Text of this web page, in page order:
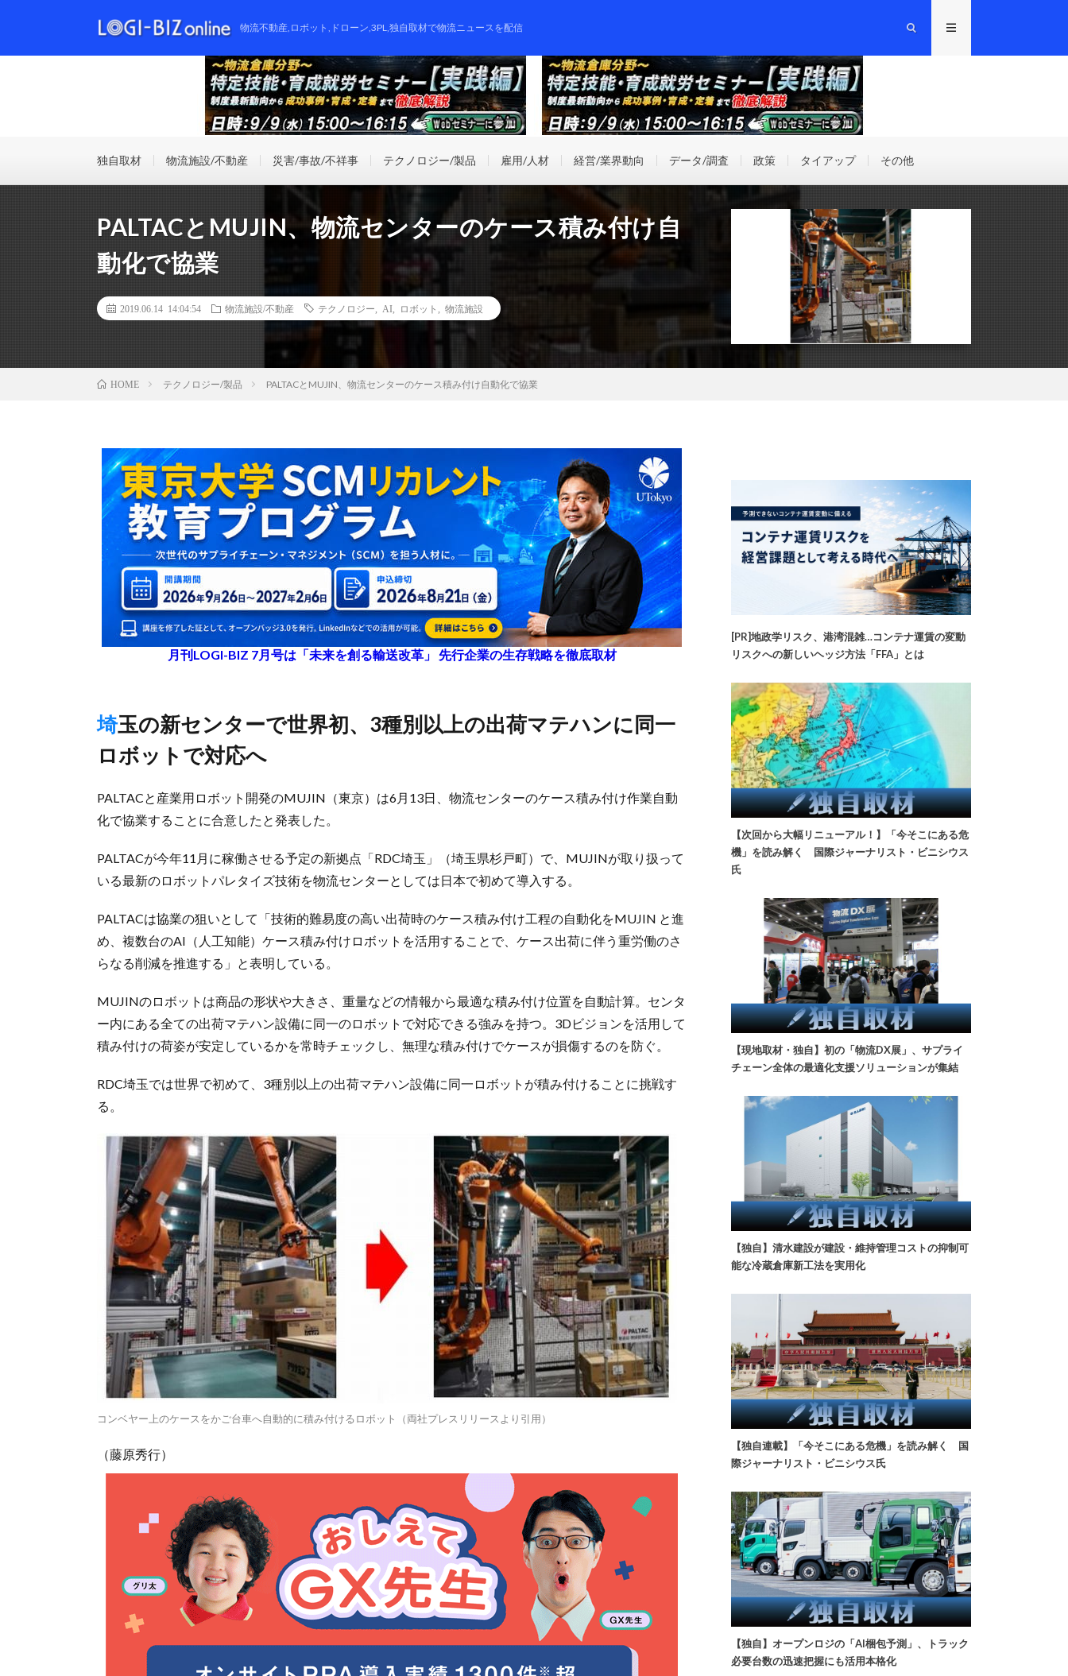
物流不動産,ロボット,ドローン,3PL,独自取材で物流ニュースを配信
独自取材 物流施設/不動産 災害/事故/不祥事 テクノロジー/製品 雇用/人材 経営/業界動向 データ/調査 政策 タイアップ その他
PALTACとMUJIN、物流センターのケース積み付け自
動化で協業
2019.06.14 14:04:54 物流施設/不動産 テクノロジー AI ロボット 物流施設
HOME テクノロジー/製品 PALTACとMUJIN、物流センターのケース積み付け自動化で協業
月刊LOGI-BIZ 7月号は「未来を創る輸送改革」 先行企業の生存戦略を徹底取材
埼玉の新センターで世界初、3種別以上の出荷マテハンに同一
ロボットで対応へ
PALTACと産業用ロボット開発のMUJIN（東京）は6月13日、物流センターのケース積み付け作業自動
化で協業することに合意したと発表した。
PALTACが今年11月に稼働させる予定の新拠点「RDC埼玉」（埼玉県杉戸町）で、MUJINが取り扱って
いる最新のロボットパレタイズ技術を物流センターとしては日本で初めて導入する。
PALTACは協業の狙いとして「技術的難易度の高い出荷時のケース積み付け工程の自動化をMUJIN と進
め、複数台のAI（人工知能）ケース積み付けロボットを活用することで、ケース出荷に伴う重労働のさ
らなる削減を推進する」と表明している。
MUJINのロボットは商品の形状や大きさ、重量などの情報から最適な積み付け位置を自動計算。センタ
ー内にある全ての出荷マテハン設備に同一のロボットで対応できる強みを持つ。3Dビジョンを活用して
積み付けの荷姿が安定しているかを常時チェックし、無理な積み付けでケースが損傷するのを防ぐ。
RDC埼玉では世界で初めて、3種別以上の出荷マテハン設備に同一ロボットが積み付けることに挑戦す
る。
コンベヤー上のケースをかご台車へ自動的に積み付けるロボット（両社プレスリリースより引用）
（藤原秀行）
[PR]地政学リスク、港湾混雑…コンテナ運賃の変動
リスクへの新しいヘッジ方法「FFA」とは
【次回から大幅リニューアル！】「今そこにある危
機」を読み解く 国際ジャーナリスト・ビニシウス
氏
【現地取材・独自】初の「物流DX展」、サプライ
チェーン全体の最適化支援ソリューションが集結
【独自】清水建設が建設・維持管理コストの抑制可
能な冷蔵倉庫新工法を実用化
【独自連載】「今そこにある危機」を読み解く 国
際ジャーナリスト・ビニシウス氏
【独自】オープンロジの「AI梱包予測」、トラック
必要台数の迅速把握にも活用本格化